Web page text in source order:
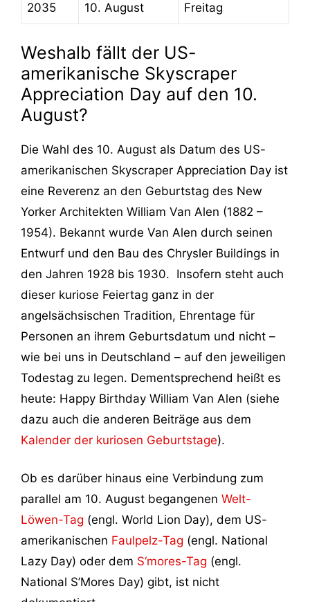
2035 10. August Freitag
Weshalb fällt der US-
amerikanische Skyscraper
Appreciation Day auf den 10.
August?
Die Wahl des 10. August als Datum des US-
amerikanischen Skyscraper Appreciation Day ist
eine Reverenz an den Geburtstag des New
Yorker Architekten William Van Alen (1882 –
1954). Bekannt wurde Van Alen durch seinen
Entwurf und den Bau des Chrysler Buildings in
den Jahren 1928 bis 1930. Insofern steht auch
dieser kuriose Feiertag ganz in der
angelsächsischen Tradition, Ehrentage für
Personen an ihrem Geburtsdatum und nicht –
wie bei uns in Deutschland – auf den jeweiligen
Todestag zu legen. Dementsprechend heißt es
heute: Happy Birthday William Van Alen (siehe
dazu auch die anderen Beiträge aus dem
Kalender der kuriosen Geburtstage).
Ob es darüber hinaus eine Verbindung zum
parallel am 10. August begangenen Welt-
Löwen-Tag (engl. World Lion Day), dem US-
amerikanischen Faulpelz-Tag (engl. National
Lazy Day) oder dem S‘mores-Tag (engl.
National S’Mores Day) gibt, ist nicht